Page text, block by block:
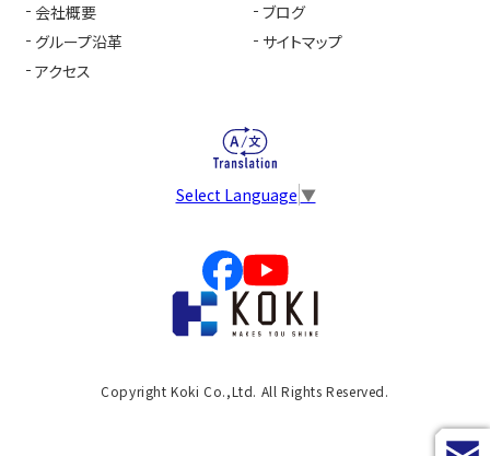
会社概要
グループ沿革
アクセス
ブログ
サイトマップ
Select Language ▼
Copyright Koki Co.,Ltd. All Rights Reserved.